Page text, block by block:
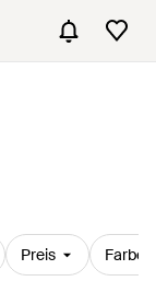
Preis Farbe